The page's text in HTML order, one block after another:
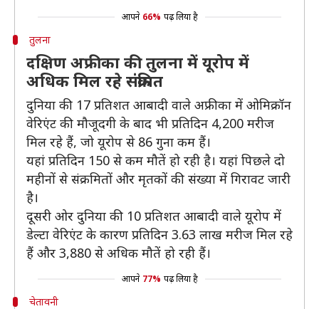
आपने 66% पढ़ लिया है
तुलना
दक्षिण अफ्रीका की तुलना में यूरोप में
अधिक मिल रहे संक्रमित
दुनिया की 17 प्रतिशत आबादी वाले अफ्रीका में ओमिक्रॉन
वेरिएंट की मौजूदगी के बाद भी प्रतिदिन 4,200 मरीज
मिल रहे हैं, जो यूरोप से 86 गुना कम हैं।
यहां प्रतिदिन 150 से कम मौतें हो रही है। यहां पिछले दो
महीनों से संक्रमितों और मृतकों की संख्या में गिरावट जारी
है।
दूसरी ओर दुनिया की 10 प्रतिशत आबादी वाले यूरोप में
डेल्टा वेरिएंट के कारण प्रतिदिन 3.63 लाख मरीज मिल रहे
हैं और 3,880 से अधिक मौतें हो रही हैं।
आपने 77% पढ़ लिया है
चेतावनी